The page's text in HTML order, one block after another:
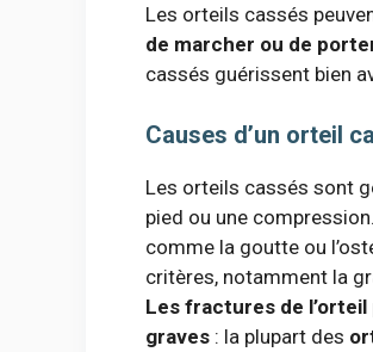
Les orteils cassés
de marcher ou de
cassés guérissent bien
Causes d’un orteil
Les orteils cassés sont
pied ou une
comme la goutte ou
critères, notamment la
Les fractures de
graves : la plupart des